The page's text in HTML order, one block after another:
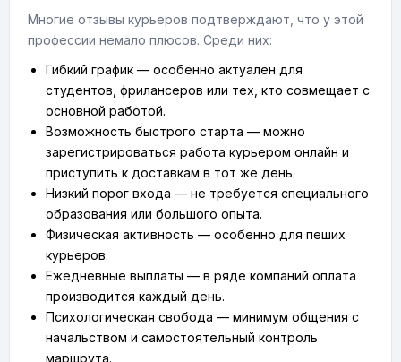
Многие отзывы курьеров подтверждают, что у этой
профессии немало плюсов. Среди них:
Гибкий график — особенно актуален для
студентов, фрилансеров или тех, кто совмещает с
основной работой.
Возможность быстрого старта — можно
зарегистрироваться работа курьером онлайн и
приступить к доставкам в тот же день.
Низкий порог входа — не требуется специального
образования или большого опыта.
Физическая активность — особенно для пеших
курьеров.
Ежедневные выплаты — в ряде компаний оплата
производится каждый день.
Психологическая свобода — минимум общения с
начальством и самостоятельный контроль
маршрута.